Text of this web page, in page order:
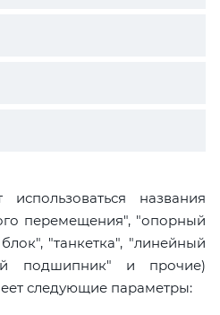
названия
перемещения", "опорный
"танкетка", "линейный
подшипник" и прочие)
следующие параметры: